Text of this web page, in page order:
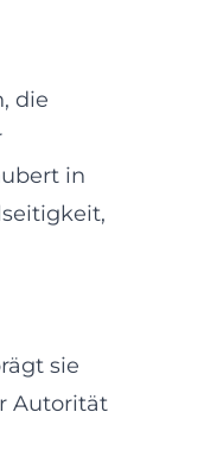
die
in
sie
Autorität